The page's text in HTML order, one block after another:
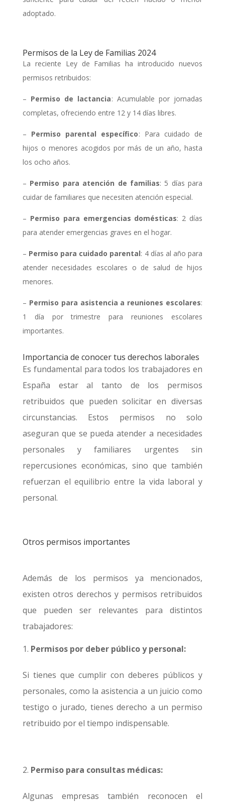
adoptado.
Permisos de la Ley de Familias 2024
La reciente Ley de Familias ha introducido nuevos
permisos retribuidos:
– Permiso de lactancia: Acumulable por jornadas
completas, ofreciendo entre 12 y 14 días libres.
– Permiso parental específico: Para cuidado de
hijos o menores acogidos por más de un año, hasta
los ocho años.
– Permiso para atención de familias: 5 días para
cuidar de familiares que necesiten atención especial.
– Permiso para emergencias domésticas: 2 días
para atender emergencias graves en el hogar.
– Permiso para cuidado parental: 4 días al año para
atender necesidades escolares o de salud de hijos
menores.
– Permiso para asistencia a reuniones escolares:
1 día por trimestre para reuniones escolares
importantes.
Importancia de conocer tus derechos laborales
Es fundamental para todos los trabajadores en
España estar al tanto de los permisos
retribuidos que pueden solicitar en diversas
circunstancias. Estos permisos no solo
aseguran que se pueda atender a necesidades
personales y familiares urgentes sin
repercusiones económicas, sino que también
refuerzan el equilibrio entre la vida laboral y
personal.
Otros permisos importantes
Además de los permisos ya mencionados,
existen otros derechos y permisos retribuidos
que pueden ser relevantes para distintos
trabajadores:
Permisos por deber público y personal:
Si tienes que cumplir con deberes públicos y
personales, como la asistencia a un juicio como
testigo o jurado, tienes derecho a un permiso
retribuido por el tiempo indispensable.
Permiso para consultas médicas:
Algunas empresas también reconocen el